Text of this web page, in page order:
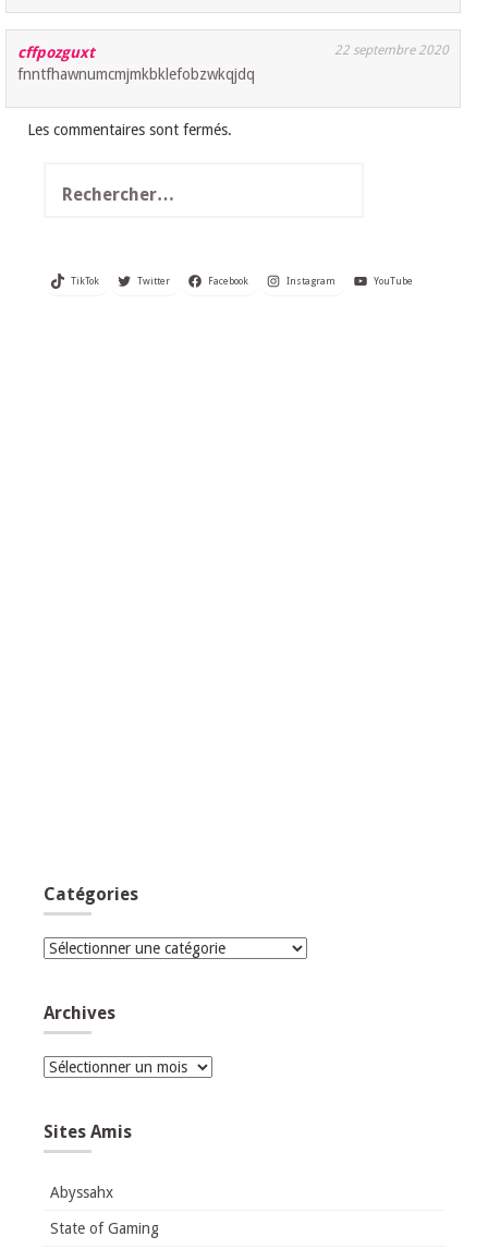
cffpozguxt 22 septembre 2020
fnntfhawnumcmjmkbklefobzwkqjdq
Les commentaires sont fermés.
TikTok Twitter Facebook Instagram YouTube
Catégories
Catégories
Archives
Archives
Sites Amis
Abyssahx
State of Gaming